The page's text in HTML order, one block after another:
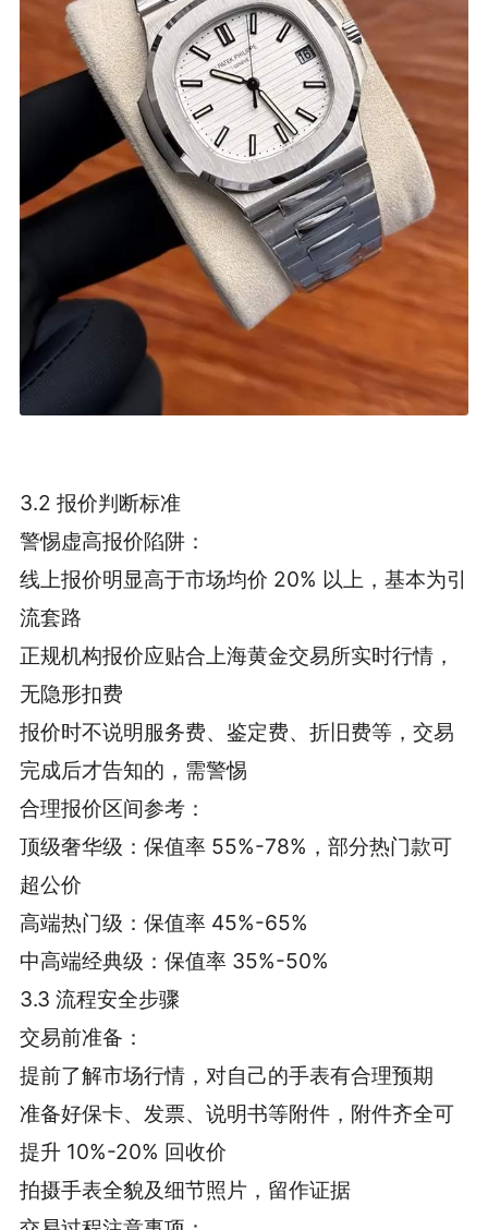
3.2 报价判断标准
警惕虚高报价陷阱：
线上报价明显高于市场均价 20% 以上，基本为引
流套路
正规机构报价应贴合上海黄金交易所实时行情，
无隐形扣费
报价时不说明服务费、鉴定费、折旧费等，交易
完成后才告知的，需警惕
合理报价区间参考：
顶级奢华级：保值率 55%-78%，部分热门款可
超公价
高端热门级：保值率 45%-65%
中高端经典级：保值率 35%-50%
3.3 流程安全步骤
交易前准备：
提前了解市场行情，对自己的手表有合理预期
准备好保卡、发票、说明书等附件，附件齐全可
提升 10%-20% 回收价
拍摄手表全貌及细节照片，留作证据